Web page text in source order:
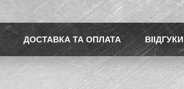
ДОСТАВКА ТА ОПЛАТА ВІІДГУКИ